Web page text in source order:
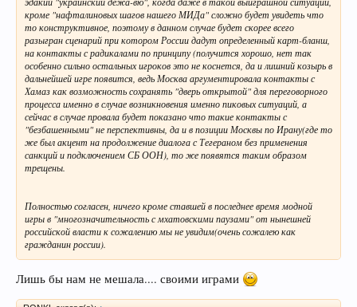
кроме "нафталиновых шагов нашего МИДа" сложно будет увидеть что
то конструктивное, поэтому в данном случае будет скорее всего
разыгран сценарий при котором России дадут определенный карт-бланш,
на контакты с радикалами по принципу (получится хорошо, нет так
особенно сильно остальных игроков это не коснется, да и лишний козырь в
дальнейшей игре появится, ведь Москва аргументировала контакты с
Хамаз как возможность сохранять "дверь открытой" для переговорного
процесса именно в случае возникновения именно пиковых ситуаций, а
сейчас в случае провала будет показано что такие контакты с
"безбашенными" не перспективны, да и в позиции Москвы по Ирану(где то
же был акцент на продолжение диалога с Тегераном без применения
санкций и подключением СБ ООН), то же появятся таким образом
трещены.
Полностью согласен, ничего кроме ставшей в последнее время модной
игры в "многозначительность с мхатовскими паузами" от нынешней
российской власти к сожалению мы не увидим(очень сожалею как
гражданин россии).
Лишь бы нам не мешала.... своими играми